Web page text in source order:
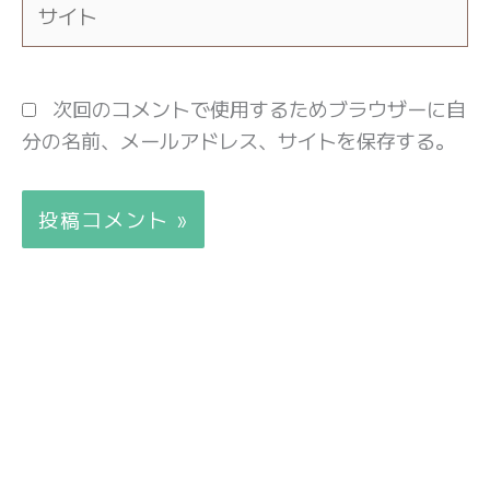
次回のコメントで使用するためブラウザーに自
分の名前、メールアドレス、サイトを保存する。